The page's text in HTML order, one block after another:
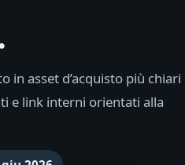
in asset d’acquisto più chiari
e link interni orientati alla